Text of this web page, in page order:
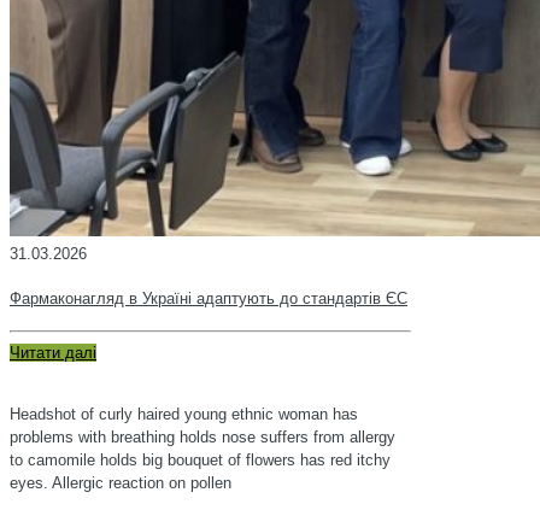
31.03.2026
Фармаконагляд в Україні адаптують до стандартів ЄС
Читати далі
Headshot of curly haired young ethnic woman has
problems with breathing holds nose suffers from allergy
to camomile holds big bouquet of flowers has red itchy
eyes. Allergic reaction on pollen